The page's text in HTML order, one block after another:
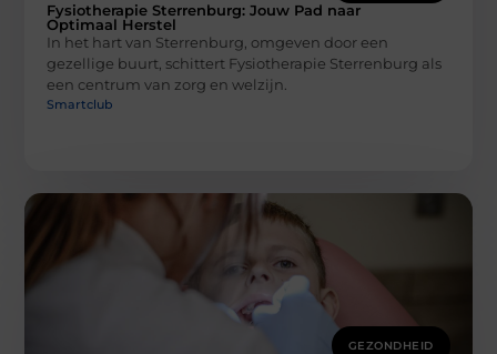
Fysiotherapie Sterrenburg: Jouw Pad naar
Optimaal Herstel
In het hart van Sterrenburg, omgeven door een
gezellige buurt, schittert Fysiotherapie Sterrenburg als
een centrum van zorg en welzijn.
Smartclub
GEZONDHEID